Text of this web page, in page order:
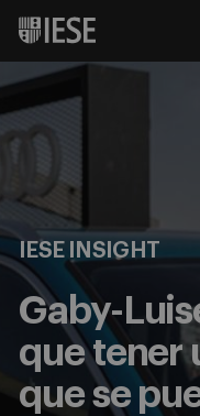
IESE INSIGHT
Gaby-
que tener
que se